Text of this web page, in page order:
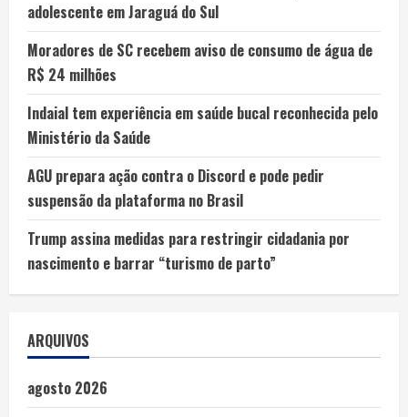
adolescente em Jaraguá do Sul
Moradores de SC recebem aviso de consumo de água de
R$ 24 milhões
Indaial tem experiência em saúde bucal reconhecida pelo
Ministério da Saúde
AGU prepara ação contra o Discord e pode pedir
suspensão da plataforma no Brasil
Trump assina medidas para restringir cidadania por
nascimento e barrar “turismo de parto”
ARQUIVOS
agosto 2026